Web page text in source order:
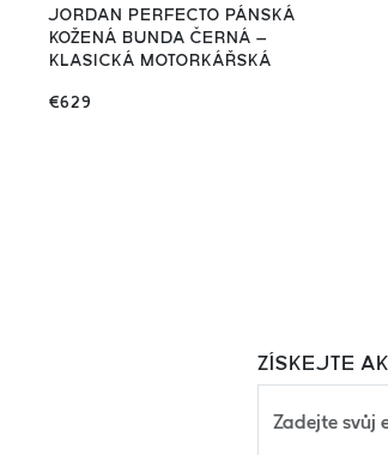
JORDAN PERFECTO PÁNSKÁ
KOŽENÁ BUNDA ČERNÁ –
KLASICKÁ MOTORKÁŘSKÁ
€629
ZÍSKEJTE